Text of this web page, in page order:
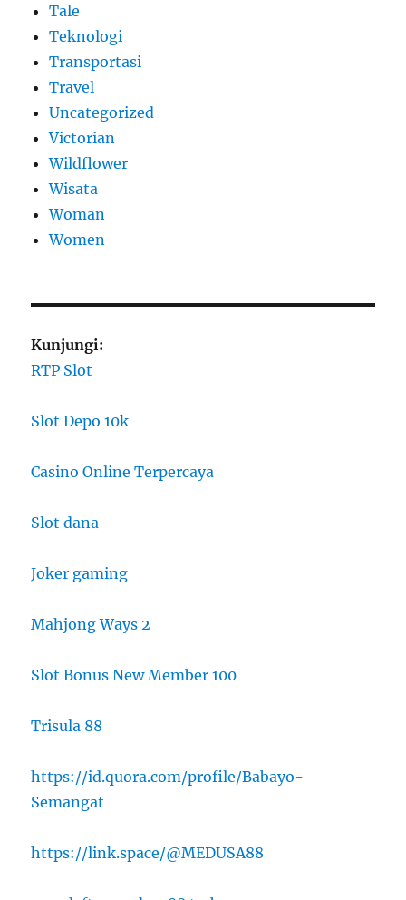
Tale
Teknologi
Transportasi
Travel
Uncategorized
Victorian
Wildflower
Wisata
Woman
Women
Kunjungi:
RTP Slot
Slot Depo 10k
Casino Online Terpercaya
Slot dana
Joker gaming
Mahjong Ways 2
Slot Bonus New Member 100
Trisula 88
https://id.quora.com/profile/Babayo-
Semangat
https://link.space/@MEDUSA88